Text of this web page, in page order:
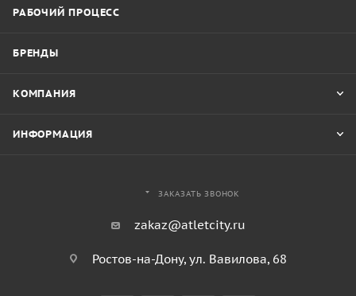
РАБОЧИЙ ПРОЦЕСС
БРЕНДЫ
КОМПАНИЯ
ИНФОРМАЦИЯ
ЗАКАЗАТЬ ЗВОНОК
zakaz@atletcity.ru
Ростов-на-Дону, ул. Вавилова, 68